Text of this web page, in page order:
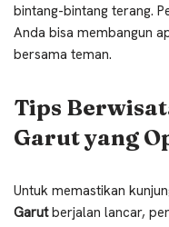
bintang-bintang terang.
Anda bisa membangun
bersama teman.
Tips
Garut yang
Untuk memastikan
Garutberjalan lancar,